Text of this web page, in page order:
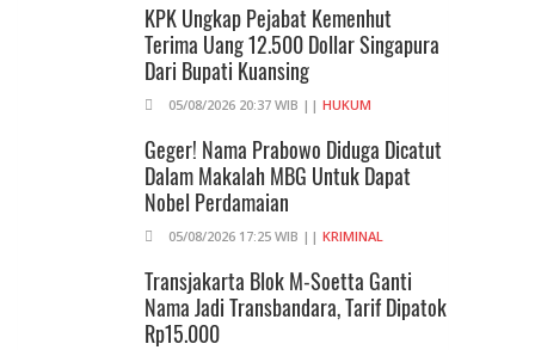
KPK Ungkap Pejabat Kemenhut
Terima Uang 12.500 Dollar Singapura
Dari Bupati Kuansing
05/08/2026 20:37 WIB || HUKUM
Geger! Nama Prabowo Diduga Dicatut
Dalam Makalah MBG Untuk Dapat
Nobel Perdamaian
05/08/2026 17:25 WIB || KRIMINAL
Transjakarta Blok M-Soetta Ganti
Nama Jadi Transbandara, Tarif Dipatok
Rp15.000